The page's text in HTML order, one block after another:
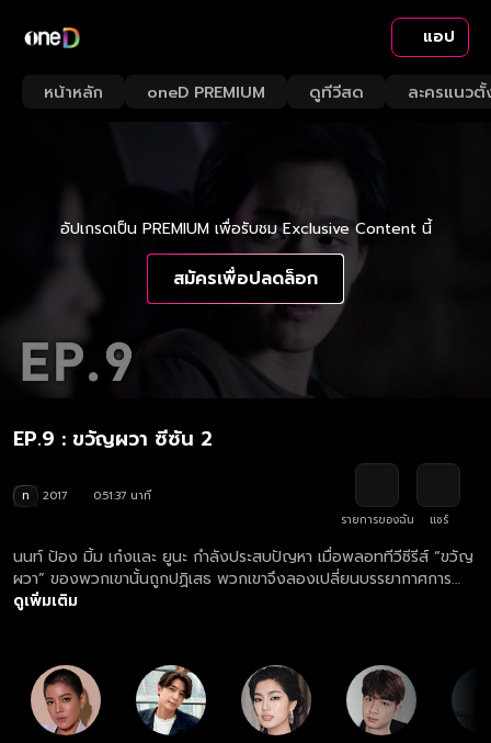
แอป
หน้าหลัก oneD PREMIUM ดูทีวีสด ละครแนวตั้
อัปเกรดเป็น PREMIUM เพื่อรับชม Exclusive Content นี้
สมัครเพื่อปลดล็อก
EP.9 : ขวัญผวา ซีซัน 2
ท 2017
0:51:37 นาที
รายการของฉัน
แชร์
นนท์ ป้อง มิ้ม เก๋งและ ยูนะ กำลังประสบปัญหา เมื่อพลอททีวีซีรีส์ “ขวัญ
ผวา” ของพวกเขานั้นถูกปฏิเสธ พวกเขาจึงลองเปลี่ยนบรรยากาศการ
ทำงานด้วยการไปหาประสบการณ์ผีและลองสัมผัสกับสถานที่จริง นั่นก็คือ
จากนั้นชีวิตของพวกเขาก็เปลี่ยนไปตลอดกาล
ดูเพิ่มเติม